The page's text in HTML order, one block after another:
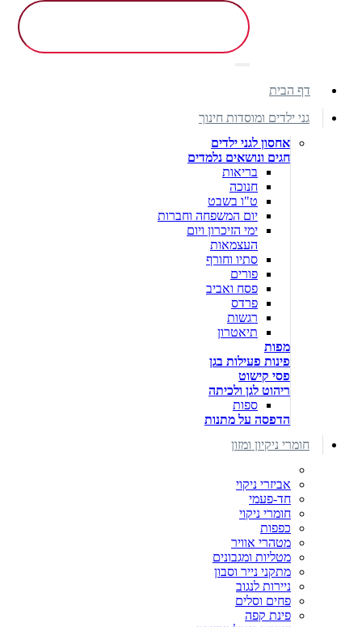
דף הבית
גני ילדים ומוסדות חינוך
אחסון לגני ילדים
חגים ונושאים נלמדים
בריאות
חנוכה
ט"ו בשבט
יום המשפחה וחברות
ימי הזיכרון ויום
העצמאות
סתיו וחורף
פורים
פסח ואביב
פרדס
רגשות
תיאטרון
מפות
פינות פעילות בגן
פסי קישוט
ריהוט לגן ולכיתה
ספות
הדפסה על מתנות
חומרי ניקיון ומזון
אביזרי ניקוי
חד-פעמי
חומרי ניקוי
כפפות
מטהרי אוויר
מטליות ומגבונים
מתקני נייר וסבון
ניירות לנגוב
פחים וסלים
פינת קפה